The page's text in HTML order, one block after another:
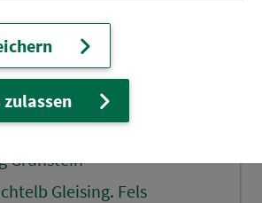
Hauptstr.
Altes FW-Hs
Mitterlind
Siedlung
Grünstein
Gleising. Fels